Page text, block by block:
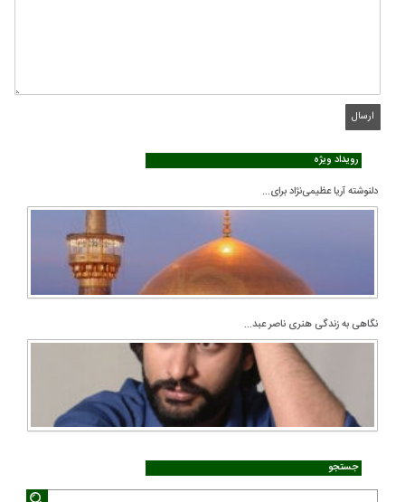
رویداد ویژه
دلنوشته آریا عظیمی‌نژاد برای...
نگاهی به زندگی هنری ناصر عبد...
جستجو